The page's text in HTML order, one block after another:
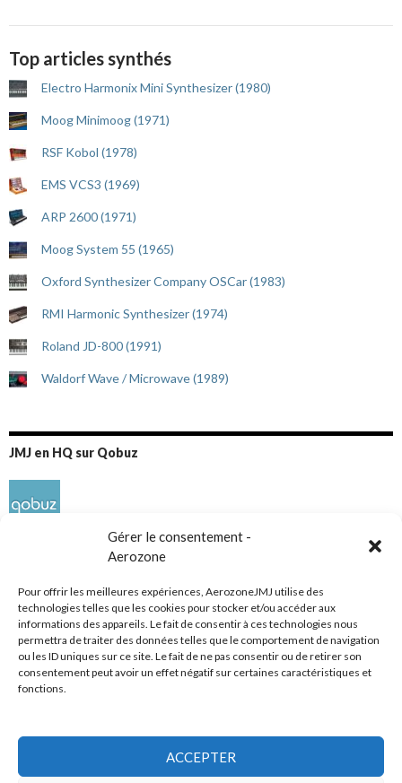
Gérer le consentement -
Aerozone
Pour offrir les meilleures expériences, AerozoneJMJ utilise des
technologies telles que les cookies pour stocker et/ou accéder aux
informations des appareils. Le fait de consentir à ces technologies nous
permettra de traiter des données telles que le comportement de navigation
ou les ID uniques sur ce site. Le fait de ne pas consentir ou de retirer son
consentement peut avoir un effet négatif sur certaines caractéristiques et
fonctions.
ACCEPTER
Top articles synthés
Electro Harmonix Mini Synthesizer (1980)
Moog Minimoog (1971)
RSF Kobol (1978)
EMS VCS3 (1969)
ARP 2600 (1971)
Moog System 55 (1965)
Oxford Synthesizer Company OSCar (1983)
RMI Harmonic Synthesizer (1974)
Roland JD-800 (1991)
Waldorf Wave / Microwave (1989)
JMJ en HQ sur Qobuz
Réseaux sociaux